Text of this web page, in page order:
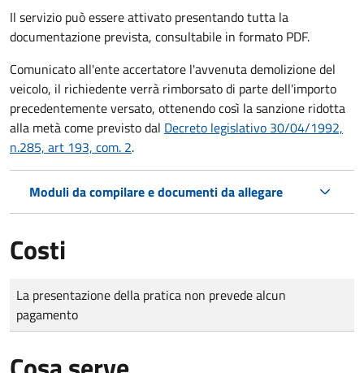
Il servizio può essere attivato presentando tutta la
documentazione prevista, consultabile in formato PDF.
Comunicato all'ente accertatore l'avvenuta demolizione del
veicolo, il richiedente verrà rimborsato di parte dell'importo
precedentemente versato, ottenendo così la sanzione ridotta
alla metà come previsto dal Decreto legislativo 30/04/1992,
n.285, art 193, com. 2.
Moduli da compilare e documenti da allegare
Costi
Tipo di pagamento
Importo
La presentazione della pratica non prevede alcun
pagamento